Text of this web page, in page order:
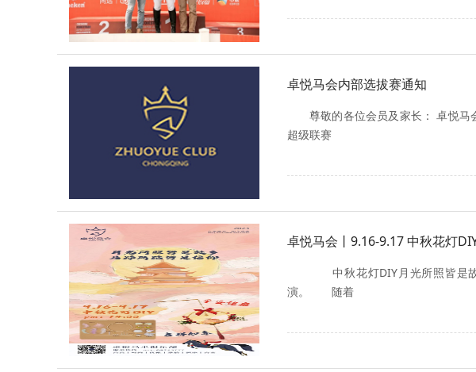
卓悦马会内部选拔赛通知
尊敬的各位会员及家长： 卓悦
超级联赛
卓悦马会丨9.16-9.17 中秋花灯
中秋花灯DIY月光所照皆
演。 随着